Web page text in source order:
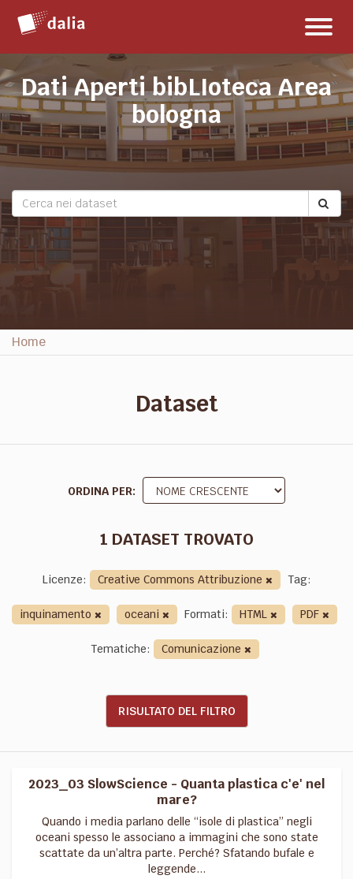
contenuto
Dati Aperti bibLIoteca Area
bologna
Home
Dataset
ORDINA PER
1 DATASET TROVATO
Licenze: Creative Commons Attribuzione
Tag:
inquinamento
oceani Formati: HTML
PDF
Tematiche:
Comunicazione
RISULTATO DEL FILTRO
2023_03 SlowScience - Quanta plastica c'e' nel
mare?
Quando i media parlano delle “isole di plastica” negli
oceani spesso le associano a immagini che sono state
scattate da un’altra parte. Perché? Sfatando bufale e
leggende...